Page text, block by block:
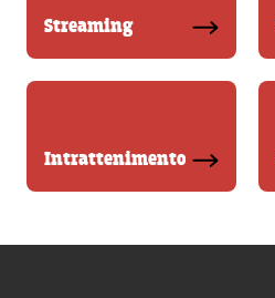
Streaming
Intrattenimento